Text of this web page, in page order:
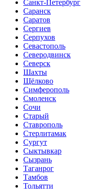
Санкт-Петербург
Саранск
Саратов
Сергиев
Серпухов
Севастополь
Северодвинск
Северск
Шахты
Щёлково
Симферополь
Смоленск
Сочи
Старый
Ставрополь
Стерлитамак
Сургут
Сыктывкар
Сызрань
Таганрог
Тамбов
Тольятти